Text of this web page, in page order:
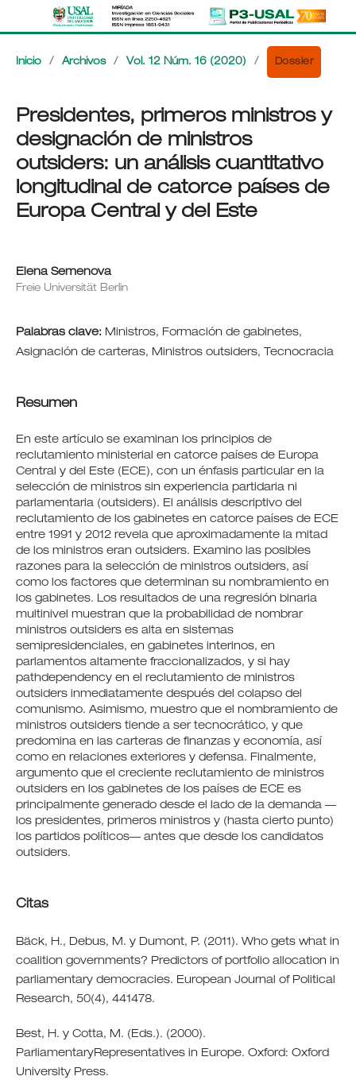
Inicio / Archivos / Vol. 12 Núm. 16 (2020) / Dossier
Presidentes, primeros ministros y
designación de ministros
outsiders: un análisis cuantitativo
longitudinal de catorce países de
Europa Central y del Este
Elena Semenova
Freie Universität Berlin
Palabras clave: Ministros, Formación de gabinetes,
Asignación de carteras, Ministros outsiders, Tecnocracia
Resumen
En este artículo se examinan los principios de
reclutamiento ministerial en catorce países de Europa
Central y del Este (ECE), con un énfasis particular en la
selección de ministros sin experiencia partidaria ni
parlamentaria (outsiders). El análisis descriptivo del
reclutamiento de los gabinetes en catorce países de ECE
entre 1991 y 2012 revela que aproximadamente la mitad
de los ministros eran outsiders. Examino las posibles
razones para la selección de ministros outsiders, así
como los factores que determinan su nombramiento en
los gabinetes. Los resultados de una regresión binaria
multinivel muestran que la probabilidad de nombrar
ministros outsiders es alta en sistemas
semipresidenciales, en gabinetes interinos, en
parlamentos altamente fraccionalizados, y si hay
pathdependency en el reclutamiento de ministros
outsiders inmediatamente después del colapso del
comunismo. Asimismo, muestro que el nombramiento de
ministros outsiders tiende a ser tecnocrático, y que
predomina en las carteras de finanzas y economía, así
como en relaciones exteriores y defensa. Finalmente,
argumento que el creciente reclutamiento de ministros
outsiders en los gabinetes de los países de ECE es
principalmente generado desde el lado de la demanda —
los presidentes, primeros ministros y (hasta cierto punto)
los partidos políticos— antes que desde los candidatos
outsiders.
Citas
Bäck, H., Debus, M. y Dumont, P. (2011). Who gets what in
coalition governments? Predictors of portfolio allocation in
parliamentary democracies. European Journal of Political
Research, 50(4), 441478.
Best, H. y Cotta, M. (Eds.). (2000).
ParliamentaryRepresentatives in Europe. Oxford: Oxford
University Press.